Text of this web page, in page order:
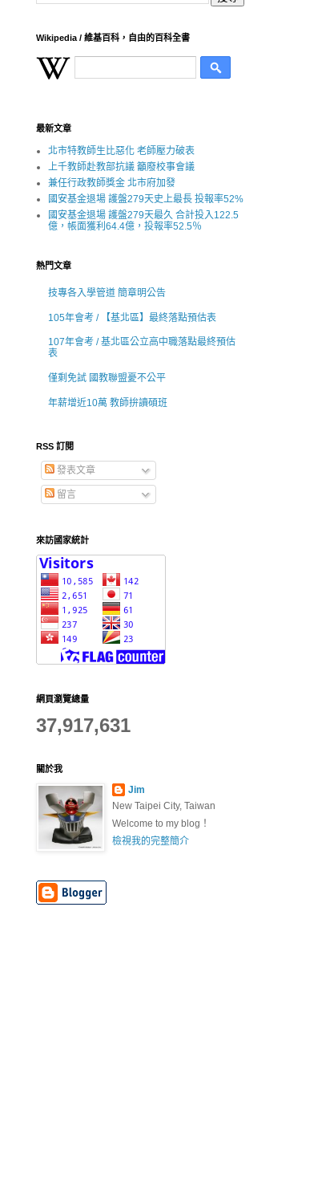
Wikipedia / 維基百科，自由的百科全書
最新文章
北市特教師生比惡化 老師壓力破表
上千教師赴教部抗議 籲廢校事會議
兼任行政教師獎金 北市府加發
國安基金退場 護盤279天史上最長 投報率52%
國安基金退場 護盤279天最久 合計投入122.5
億，帳面獲利64.4億，投報率52.5％
熱門文章
技專各入學管道 簡章明公告
105年會考 / 【基北區】最終落點預估表
107年會考 / 基北區公立高中職落點最終預估
表
僅剩免試 國教聯盟憂不公平
年薪增近10萬 教師拚讀碩班
RSS 訂閱
發表文章
留言
來訪國家統計
網頁瀏覽總量
37,917,631
關於我
Jim
New Taipei City, Taiwan
Welcome to my blog！
檢視我的完整簡介